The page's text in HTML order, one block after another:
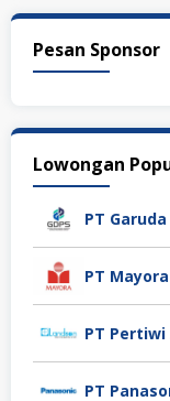
Pesan Sponsor
Lowongan
PT
PT
PT
PT